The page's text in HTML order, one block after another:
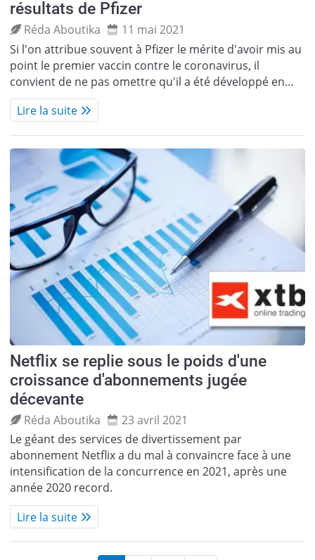
résultats de Pfizer
Réda Aboutika
11 mai 2021
Si l'on attribue souvent à Pfizer le mérite d'avoir mis au
point le premier vaccin contre le coronavirus, il
convient de ne pas omettre qu'il a été développé en…
Lire la suite
Netflix se replie sous le poids d'une
croissance d'abonnements jugée
décevante
Réda Aboutika
23 avril 2021
Le géant des services de divertissement par
abonnement Netflix a du mal à convaincre face à une
intensification de la concurrence en 2021, après une
année 2020 record.
Lire la suite